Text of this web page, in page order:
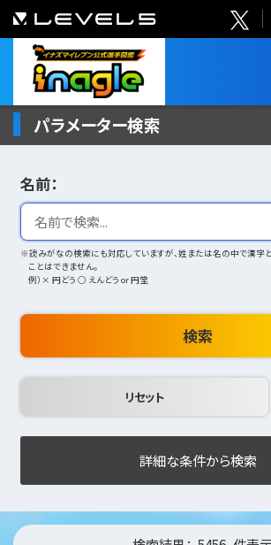
パラメーター検索
名前：
※読みがなの検索にも対応していますが、姓または名の中で漢字
ことはできません。
例）× 円どう ○ えんどう or 円堂
検索
詳細な条件から検索